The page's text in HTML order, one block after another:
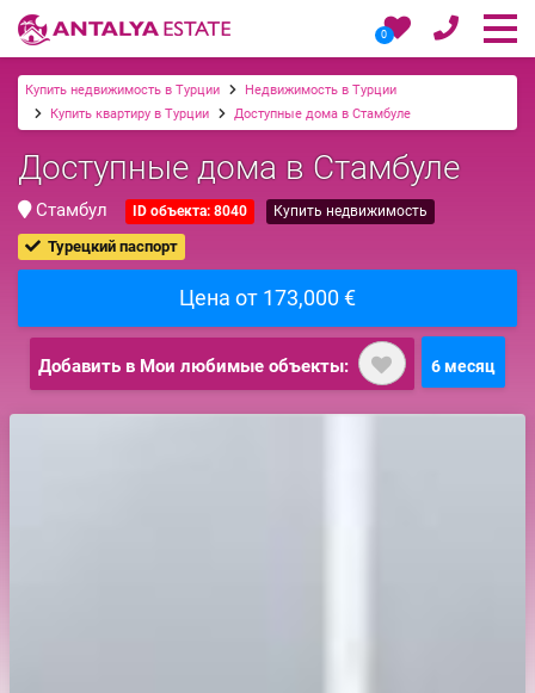
0
Купить недвижимость в Турции
Недвижимость в Турции
Купить квартиру в Турции
Доступные дома в Стамбуле
Доступные дома в Стамбуле
Стамбул ID объекта: 8040 Купить недвижимость
Турецкий паспорт
Цена от 173,000 €
Добавить в Мои любимые объекты: 6 месяц